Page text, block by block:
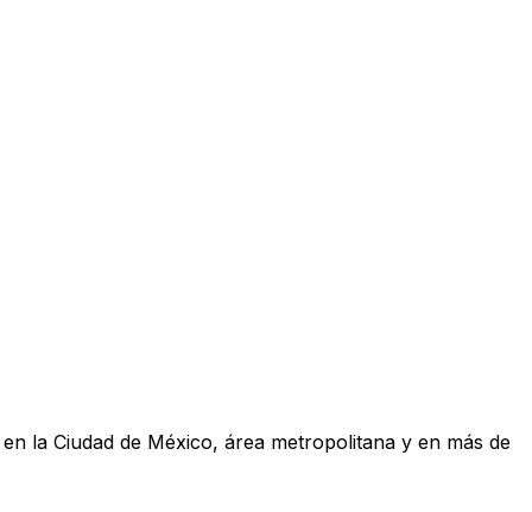
la Ciudad de México, área metropolitana y en más de